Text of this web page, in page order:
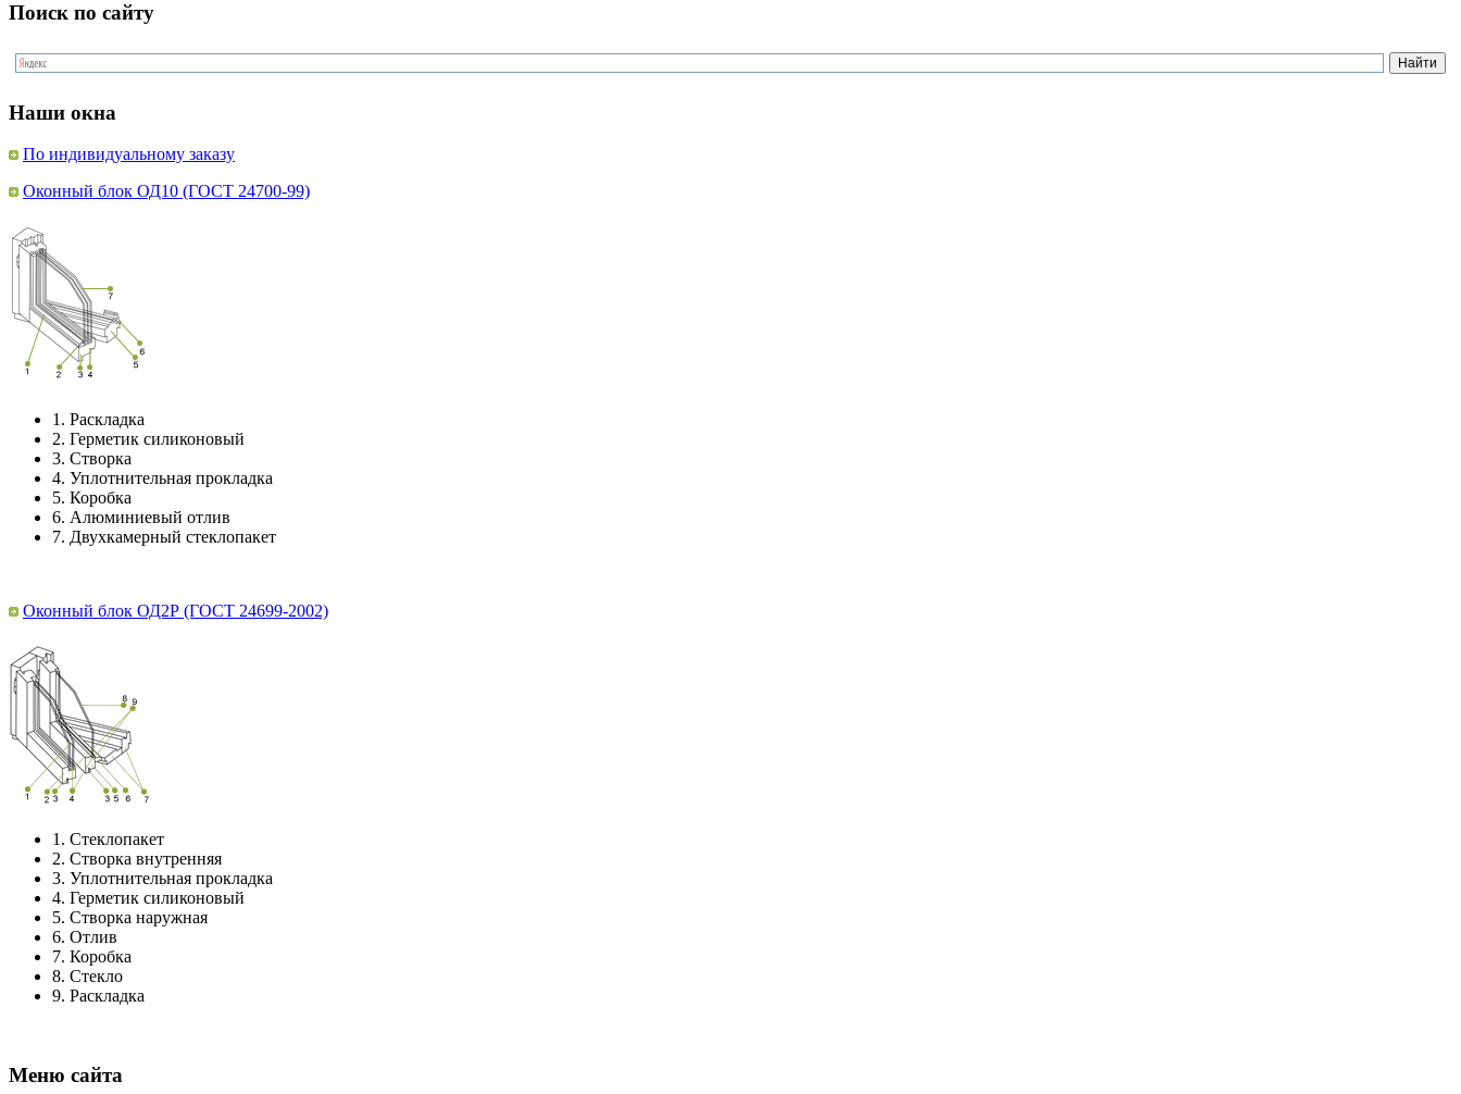
Поиск по сайту
Наши окна
По индивидуальному заказу
Оконный блок ОД10 (ГОСТ 24700-99)
1. Раскладка
2. Герметик силиконовый
3. Створка
4. Уплотнительная прокладка
5. Коробка
6. Алюминиевый отлив
7. Двухкамерный стеклопакет
Оконный блок ОД2Р (ГОСТ 24699-2002)
1. Стеклопакет
2. Створка внутренняя
3. Уплотнительная прокладка
4. Герметик силиконовый
5. Створка наружная
6. Отлив
7. Коробка
8. Стекло
9. Раскладка
Меню сайта